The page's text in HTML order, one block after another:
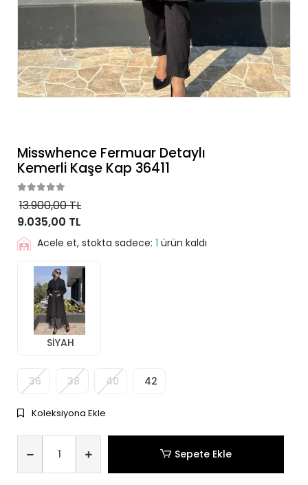
Misswhence Fermuar Detaylı
Kemerli Kaşe Kap 36411
13.900,00 TL
9.035,00 TL
Acele et, stokta sadece: 1 ürün kaldı
SİYAH
36 38 40 42
Koleksiyona Ekle
Sepete Ekle